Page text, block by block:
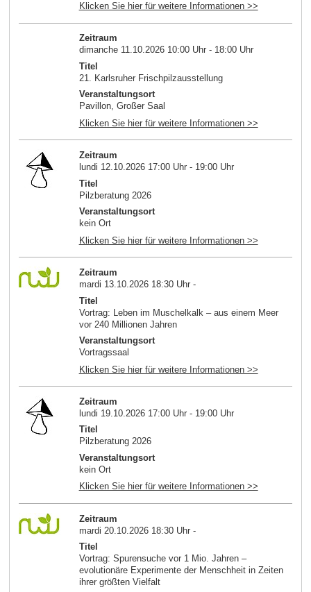
Klicken Sie hier für weitere Informationen >>
Zeitraum
dimanche 11.10.2026 10:00 Uhr - 18:00 Uhr
Titel
21. Karlsruher Frischpilzausstellung
Veranstaltungsort
Pavillon, Großer Saal
Klicken Sie hier für weitere Informationen >>
Zeitraum
lundi 12.10.2026 17:00 Uhr - 19:00 Uhr
Titel
Pilzberatung 2026
Veranstaltungsort
kein Ort
Klicken Sie hier für weitere Informationen >>
Zeitraum
mardi 13.10.2026 18:30 Uhr -
Titel
Vortrag: Leben im Muschelkalk – aus einem Meer
vor 240 Millionen Jahren
Veranstaltungsort
Vortragssaal
Klicken Sie hier für weitere Informationen >>
Zeitraum
lundi 19.10.2026 17:00 Uhr - 19:00 Uhr
Titel
Pilzberatung 2026
Veranstaltungsort
kein Ort
Klicken Sie hier für weitere Informationen >>
Zeitraum
mardi 20.10.2026 18:30 Uhr -
Titel
Vortrag: Spurensuche vor 1 Mio. Jahren –
evolutionäre Experimente der Menschheit in Zeiten
ihrer größten Vielfalt